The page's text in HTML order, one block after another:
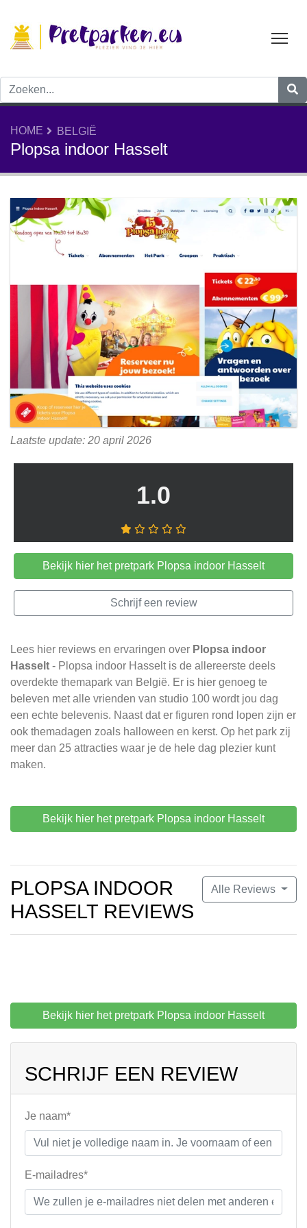
HOME BELGIË
Plopsa indoor Hasselt
Laatste update: 20 april 2026
1.0
Bekijk hier het pretpark Plopsa indoor Hasselt
Schrijf een review
Lees hier reviews en ervaringen over Plopsa indoor
Hasselt - Plopsa indoor Hasselt is de allereerste deels
overdekte themapark van België. Er is hier genoeg te
beleven met alle vrienden van studio 100 wordt jou dag
een echte belevenis. Naast dat er figuren rond lopen zijn er
ook themadagen zoals halloween en kerst. Op het park zij
meer dan 25 attracties waar je de hele dag plezier kunt
maken.
Bekijk hier het pretpark Plopsa indoor Hasselt
Alle Reviews
PLOPSA INDOOR
HASSELT REVIEWS
Bekijk hier het pretpark Plopsa indoor Hasselt
SCHRIJF EEN REVIEW
Je naam*
E-mailadres*